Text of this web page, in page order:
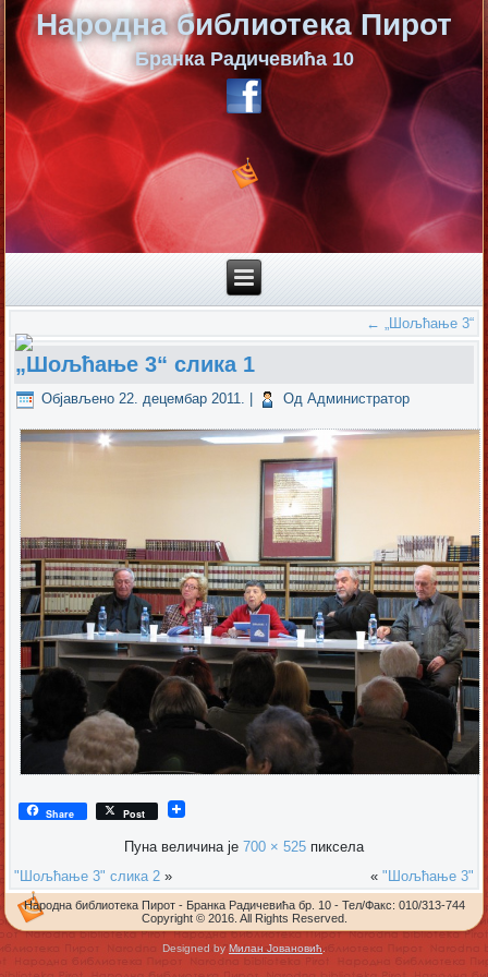
Народна библиотека Пирот
Бранка Радичевића 10
← „Шољћање 3“
„Шољћање 3“ слика 1
Објављено 22. децембар 2011. Од Администратор
Share Post
Пуна величина је 700 × 525 пиксела
"Шољћање 3" слика 2 » « "Шољћање 3"
Народна библиотека Пирот - Бранка Радичевића бр. 10 - Тел/Факс: 010/313-744
Copyright © 2016. All Rights Reserved.
Designed by Милан Јовановић.